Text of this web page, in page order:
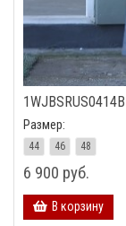
1WJBSRUS0414B
Размер:
44 46 48
6 900 руб.
В корзину